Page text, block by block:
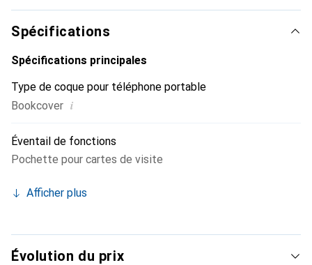
marque Noreve est un choix sûr pour une clientèle
exigeante.
Spécifications
Spécifications principales
Type de coque pour téléphone portable
Bookcover i
Éventail de fonctions
Pochette pour cartes de visite
Afficher plus
Évolution du prix